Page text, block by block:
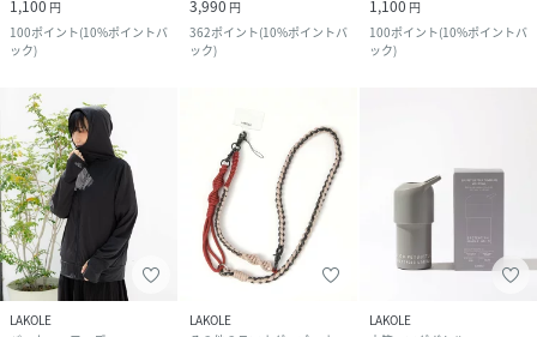
1,100 円
100ポイント(10%ポイントバ
ック)
3,990 円
362ポイント(10%ポイントバ
ック)
1,100 円
100ポイント(10%ポイントバ
ック)
LAKOLE
LAKOLE
LAKOLE